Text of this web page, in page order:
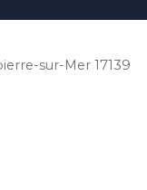
sur-Mer 17139